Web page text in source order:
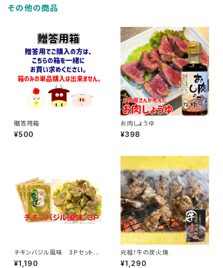
その他の商品
贈答用箱
¥500
お肉しょうゆ
¥398
チキンバジル風味 3Ｐセット
（1袋 約200ｇ）
¥1,190
元祖！牛の炭火焼
¥1,290